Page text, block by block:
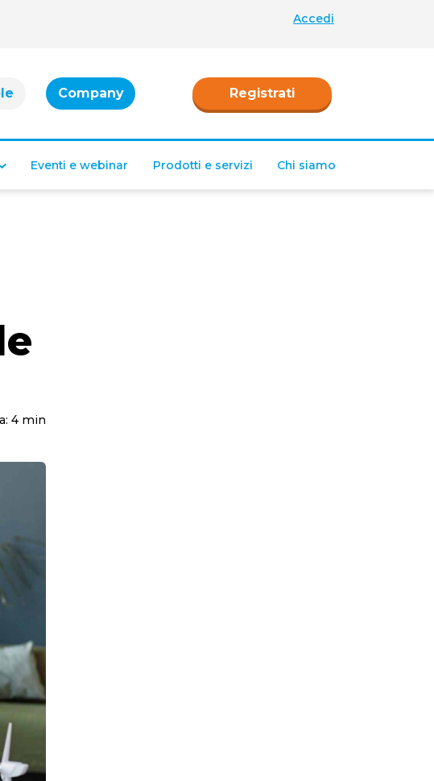
Accedi
Company Registrati
Eventi e webinar Prodotti e servizi Chi siamo
4 min